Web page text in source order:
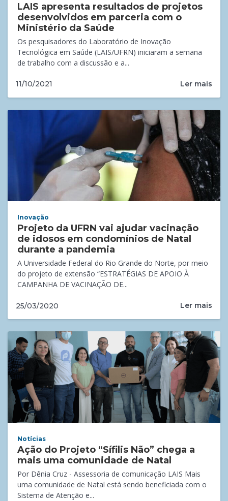
LAIS apresenta resultados de projetos
desenvolvidos em parceria com o
Ministério da Saúde
Os pesquisadores do Laboratório de Inovação
Tecnológica em Saúde (LAIS/UFRN) iniciaram a semana
de trabalho com a discussão e a...
11/10/2021 Ler mais
Inovação
Projeto da UFRN vai ajudar vacinação
de idosos em condomínios de Natal
durante a pandemia
A Universidade Federal do Rio Grande do Norte, por meio
do projeto de extensão “ESTRATÉGIAS DE APOIO À
CAMPANHA DE VACINAÇÃO DE...
25/03/2020 Ler mais
Notícias
Ação do Projeto “Sífilis Não” chega a
mais uma comunidade de Natal
Por Dênia Cruz - Assessoria de comunicação LAIS Mais
uma comunidade de Natal está sendo beneficiada com o
Sistema de Atenção e...